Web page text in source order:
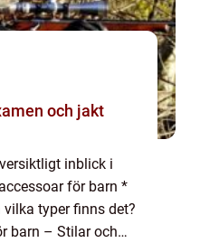
och jakt
inblick i
för barn *
typer finns det?
barn – Stilar och